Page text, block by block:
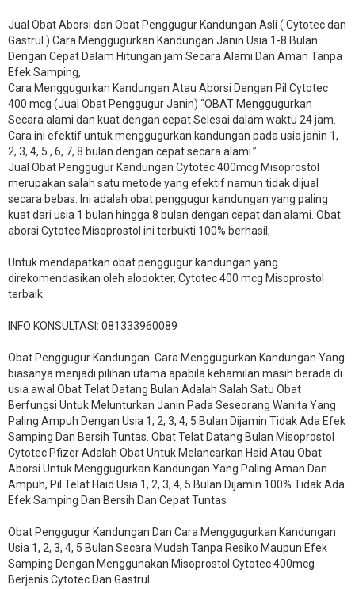
Jual Obat Aborsi dan Obat Penggugur Kandungan Asli ( Cytotec dan
Gastrul ) Cara Menggugurkan Kandungan Janin Usia 1-8 Bulan
Dengan Cepat Dalam Hitungan jam Secara Alami Dan Aman Tanpa
Efek Samping,
Cara Menggugurkan Kandungan Atau Aborsi Dengan Pil Cytotec
400 mcg (Jual Obat Penggugur Janin) “OBAT Menggugurkan
Secara alami dan kuat dengan cepat Selesai dalam waktu 24 jam.
Cara ini efektif untuk menggugurkan kandungan pada usia janin 1,
2, 3, 4, 5 , 6, 7, 8 bulan dengan cepat secara alami.”
Jual Obat Penggugur Kandungan Cytotec 400mcg Misoprostol
merupakan salah satu metode yang efektif namun tidak dijual
secara bebas. Ini adalah obat penggugur kandungan yang paling
kuat dari usia 1 bulan hingga 8 bulan dengan cepat dan alami. Obat
aborsi Cytotec Misoprostol ini terbukti 100% berhasil,
Untuk mendapatkan obat penggugur kandungan yang
direkomendasikan oleh alodokter, Cytotec 400 mcg Misoprostol
terbaik
INFO KONSULTASI: 081333960089
​Obat Penggugur Kandungan. Cara Menggugurkan Kandungan Yang
biasanya menjadi pilihan utama apabila kehamilan masih berada di
usia awal Obat Telat Datang Bulan Adalah Salah Satu Obat
Berfungsi Untuk Melunturkan Janin Pada Seseorang Wanita Yang
Paling Ampuh Dengan Usia 1, 2, 3, 4, 5 Bulan Dijamin Tidak Ada Efek
Samping Dan Bersih Tuntas. Obat Telat Datang Bulan Misoprostol
Cytotec Pfizer Adalah Obat Untuk Melancarkan Haid Atau Obat
Aborsi Untuk Menggugurkan Kandungan Yang Paling Aman Dan
Ampuh, Pil Telat Haid Usia 1, 2, 3, 4, 5 Bulan Dijamin 100% Tidak Ada
Efek Samping Dan Bersih Dan Cepat Tuntas
Obat Penggugur Kandungan Dan Cara Menggugurkan Kandungan
Usia 1, 2, 3, 4, 5 Bulan Secara Mudah Tanpa Resiko Maupun Efek
Samping Dengan Menggunakan Misoprostol Cytotec 400mcg
Berjenis Cytotec Dan Gastrul